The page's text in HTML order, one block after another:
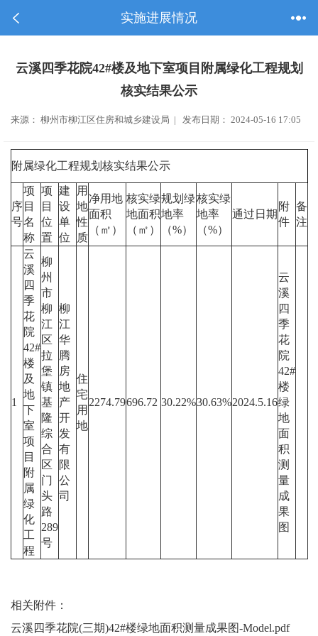
实施进展情况
云溪四季花院42#楼及地下室项目附属绿化工程规划
核实结果公示
来源： 柳州市柳江区住房和城乡建设局 | 发布日期： 2024-05-16 17:05
附属绿化工程规划核实结果公示
序
号
项
目
名
称
项
目
位
置
建
设
单
位
用
地
性
质
净用地
面积
（㎡）
核实绿
地面积
（㎡）
规划绿
地率
（%）
核实绿
地率
（%）
通过日期
附
件
备
注
1
云
溪
四
季
花
院
42#
楼
及
地
下
室
项
目
附
属
绿
化
工
程
柳
州
市
柳
江
区
拉
堡
镇
基
隆
综
合
区
门
头
路
289
号
柳
江
华
腾
房
地
产
开
发
有
限
公
司
住
宅
用
地
2274.79696.72 30.22%30.63%2024.5.16
云
溪
四
季
花
院
42#
楼
绿
地
面
积
测
量
成
果
图
相关附件：
云溪四季花院(三期)42#楼绿地面积测量成果图-Model.pdf